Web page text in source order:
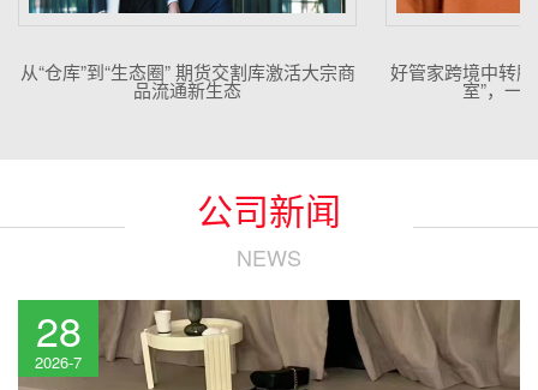
从“仓库”到“生态圈” 期货交割库激活大宗商
品流通新生态
好管家跨境中转
室”，一
公司新闻
NEWS
28
2026-7